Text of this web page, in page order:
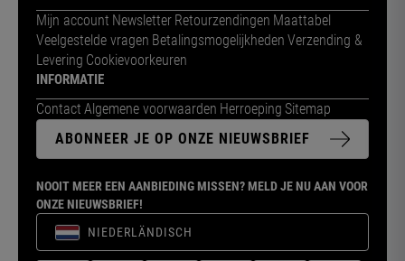
Mijn account Newsletter Retourzendingen Maattabel
Veelgestelde vragen Betalingsmogelijkheden Verzending &
Levering Cookievoorkeuren
INFORMATIE
Contact Algemene voorwaarden Herroeping Sitemap
ABONNEER JE OP ONZE NIEUWSBRIEF
NOOIT MEER EEN AANBIEDING MISSEN? MELD JE NU AAN VOOR
ONZE NIEUWSBRIEF!
NIEDERLÄNDISCH